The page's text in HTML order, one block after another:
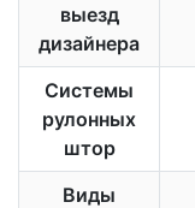
выезд
дизайнера
Системы
рулонных
штор
Виды